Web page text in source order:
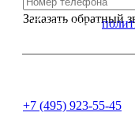
Заказать обратный
Я согласен с
+7 (495) 923-55-45